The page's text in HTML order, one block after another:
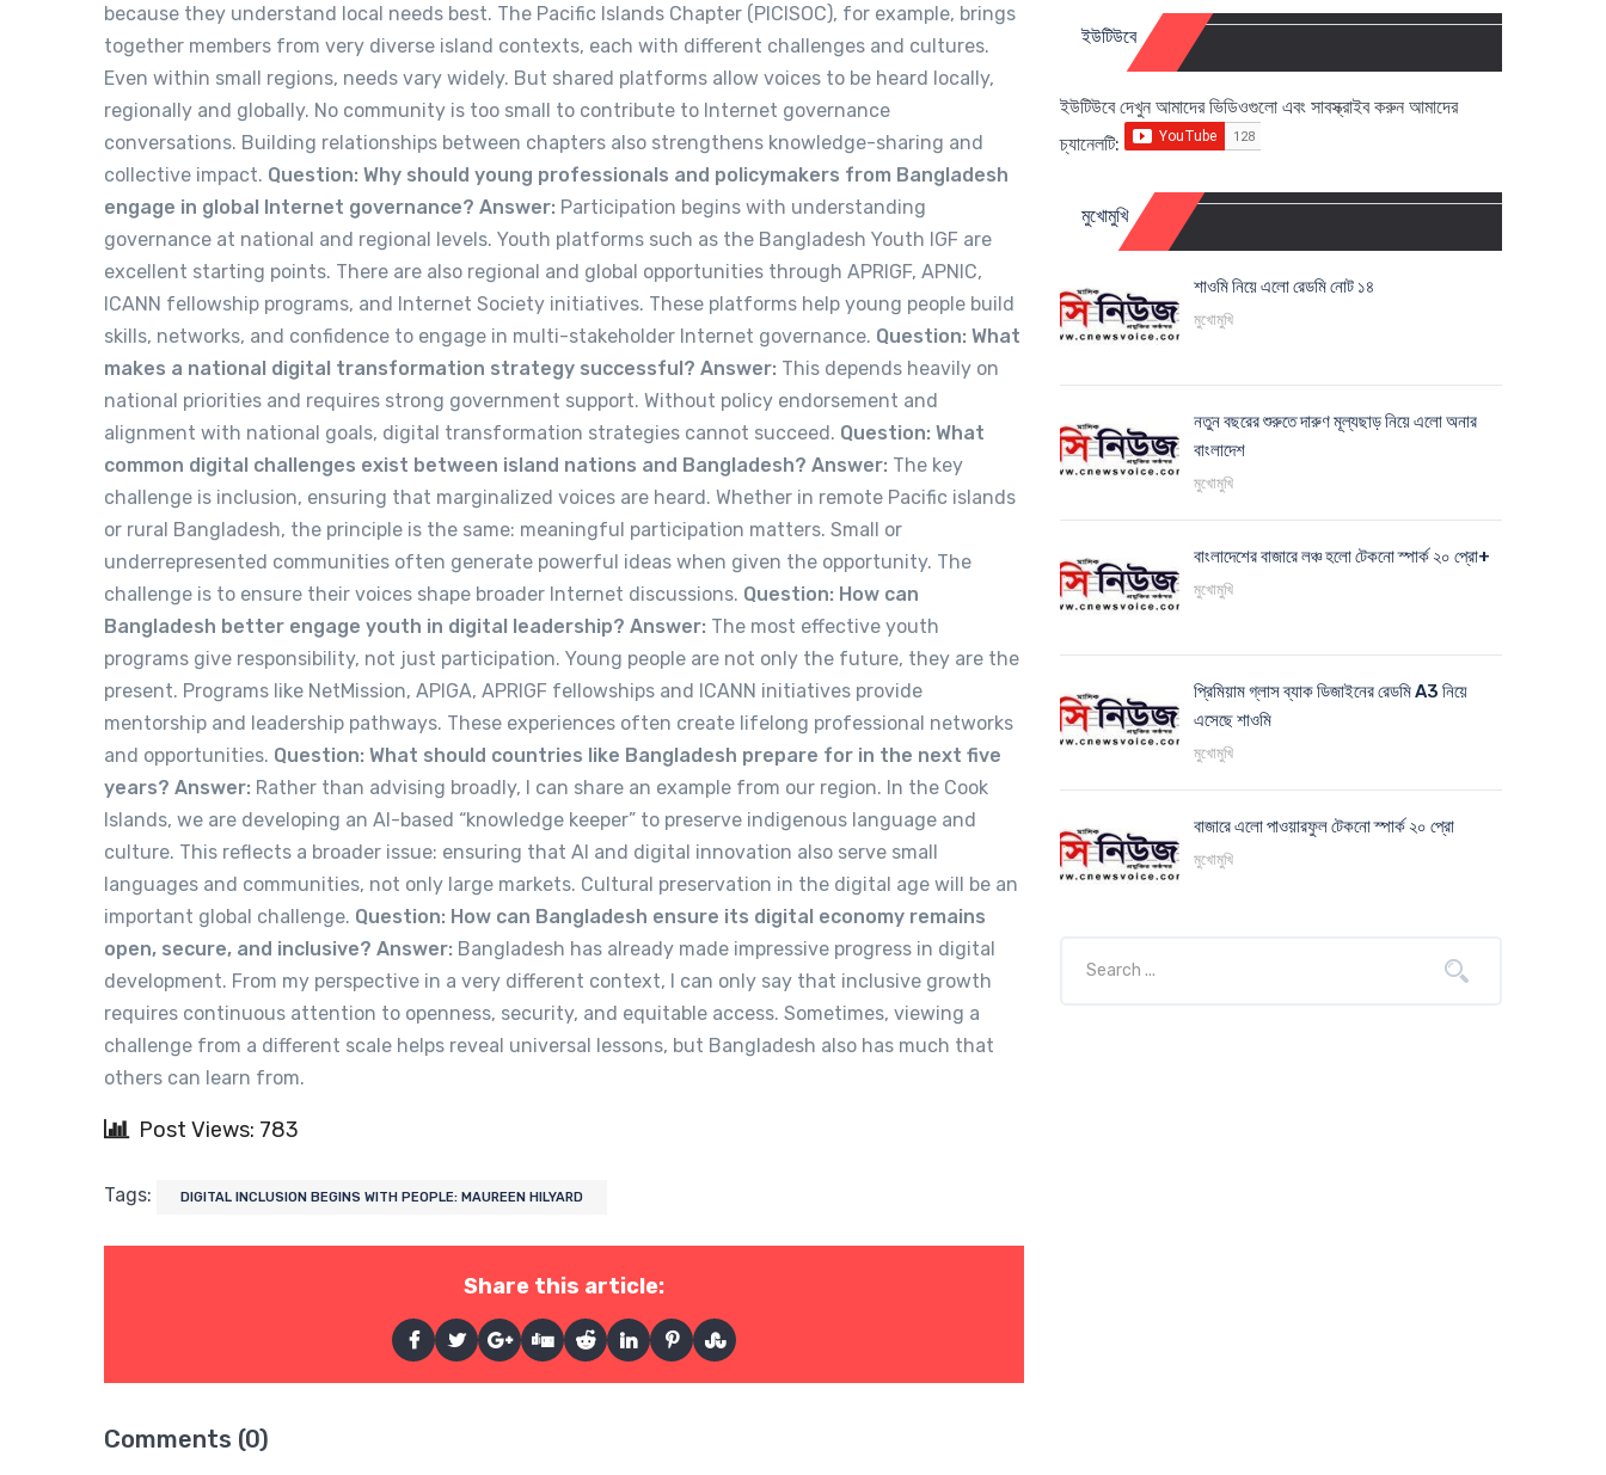
because they understand local needs best. The Pacific Islands Chapter (PICISOC), for example, brings
together members from very diverse island contexts, each with different challenges and cultures.
Even within small regions, needs vary widely. But shared platforms allow voices to be heard locally,
regionally and globally. No community is too small to contribute to Internet governance
conversations. Building relationships between chapters also strengthens knowledge-sharing and
collective impact. Question: Why should young professionals and policymakers from Bangladesh
engage in global Internet governance? Answer: Participation begins with understanding
governance at national and regional levels. Youth platforms such as the Bangladesh Youth IGF are
excellent starting points. There are also regional and global opportunities through APRIGF, APNIC,
ICANN fellowship programs, and Internet Society initiatives. These platforms help young people build
skills, networks, and confidence to engage in multi-stakeholder Internet governance. Question: What
makes a national digital transformation strategy successful? Answer: This depends heavily on
national priorities and requires strong government support. Without policy endorsement and
alignment with national goals, digital transformation strategies cannot succeed. Question: What
common digital challenges exist between island nations and Bangladesh? Answer: The key
challenge is inclusion, ensuring that marginalized voices are heard. Whether in remote Pacific islands
or rural Bangladesh, the principle is the same: meaningful participation matters. Small or
underrepresented communities often generate powerful ideas when given the opportunity. The
challenge is to ensure their voices shape broader Internet discussions. Question: How can
Bangladesh better engage youth in digital leadership? Answer: The most effective youth
programs give responsibility, not just participation. Young people are not only the future, they are the
present. Programs like NetMission, APIGA, APRIGF fellowships and ICANN initiatives provide
mentorship and leadership pathways. These experiences often create lifelong professional networks
and opportunities. Question: What should countries like Bangladesh prepare for in the next five
years? Answer: Rather than advising broadly, I can share an example from our region. In the Cook
Islands, we are developing an AI-based “knowledge keeper” to preserve indigenous language and
culture. This reflects a broader issue: ensuring that AI and digital innovation also serve small
languages and communities, not only large markets. Cultural preservation in the digital age will be an
important global challenge. Question: How can Bangladesh ensure its digital economy remains
open, secure, and inclusive? Answer: Bangladesh has already made impressive progress in digital
development. From my perspective in a very different context, I can only say that inclusive growth
requires continuous attention to openness, security, and equitable access. Sometimes, viewing a
challenge from a different scale helps reveal universal lessons, but Bangladesh also has much that
others can learn from.
Post Views: 783
Tags: DIGITAL INCLUSION BEGINS WITH PEOPLE: MAUREEN HILYARD
Share this article:
Comments (0)
ইউটিউবে
ইউটিউবে দেখুন আমাদের ভিডিওগুলো এবং সাবস্ক্রাইব করুন আমাদের
চ্যানেলটি:
মুখোমুখি
শাওমি নিয়ে এলো রেডমি নোট ১৪
মুখোমুখি
নতুন বছরের শুরুতে দারুণ মূল্যছাড় নিয়ে এলো অনার
বাংলাদেশ
মুখোমুখি
বাংলাদেশের বাজারে লঞ্চ হলো টেকনো স্পার্ক ২০ প্রো+
মুখোমুখি
প্রিমিয়াম গ্লাস ব্যাক ডিজাইনের রেডমি A3 নিয়ে
এসেছে শাওমি
মুখোমুখি
বাজারে এলো পাওয়ারফুল টেকনো স্পার্ক ২০ প্রো
মুখোমুখি